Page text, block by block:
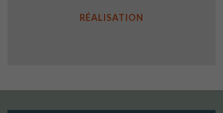
RÉALISATION